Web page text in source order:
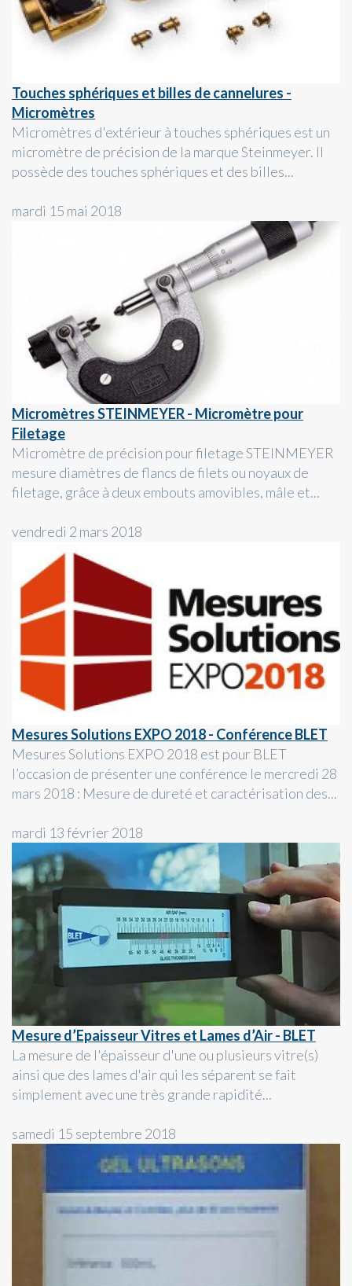
Touches sphériques et billes de cannelures -
Micromètres
Micromètres d'extérieur à touches sphériques est un
micromètre de précision de la marque Steinmeyer. Il
possède des touches sphériques et des billes...
mardi 15 mai 2018
Micromètres STEINMEYER - Micromètre pour
Filetage
Micromètre de précision pour filetage STEINMEYER
mesure diamètres de flancs de filets ou noyaux de
filetage, grâce à deux embouts amovibles, mâle et...
vendredi 2 mars 2018
Mesures Solutions EXPO 2018 - Conférence BLET
Mesures Solutions EXPO 2018 est pour BLET
l’occasion de présenter une conférence le mercredi 28
mars 2018 : Mesure de dureté et caractérisation des...
mardi 13 février 2018
Mesure d’Epaisseur Vitres et Lames d’Air - BLET
La mesure de l'épaisseur d'une ou plusieurs vitre(s)
ainsi que des lames d'air qui les séparent se fait
simplement avec une très grande rapidité...
samedi 15 septembre 2018